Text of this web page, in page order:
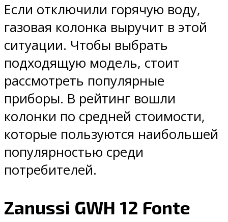
Если отключили горячую воду,
газовая колонка выручит в этой
ситуации. Чтобы выбрать
подходящую модель, стоит
рассмотреть популярные
приборы. В рейтинг вошли
колонки по средней стоимости,
которые пользуются наибольшей
популярностью среди
потребителей.
Zanussi GWH 12 Fonte